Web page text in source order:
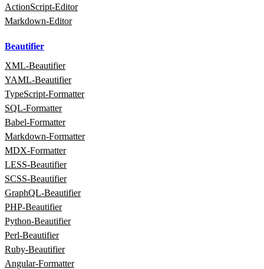
ActionScript‑Editor
Markdown‑Editor
Beautifier
XML‑Beautifier
YAML‑Beautifier
TypeScript‑Formatter
SQL‑Formatter
Babel‑Formatter
Markdown‑Formatter
MDX‑Formatter
LESS‑Beautifier
SCSS‑Beautifier
GraphQL‑Beautifier
PHP‑Beautifier
Python‑Beautifier
Perl‑Beautifier
Ruby‑Beautifier
Angular‑Formatter